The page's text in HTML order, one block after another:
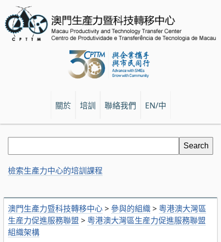
關於 培訓 聯絡我們 EN/中
澳門生產力暨科技轉移中心>參與的組織> 粵港澳大灣區
生産力促進服務聯盟 > 粵港澳大灣區生産力促進服務聯盟
組織架構
檢索生產力中心的培訓課程